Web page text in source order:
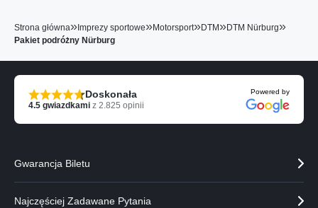
Strona główna» Imprezy sportowe»Motorsport»DTM »DTM Nürburg»
Pakiet podróżny Nürburg
Doskonała
4.5 gwiazdkami z 2.825 opinii
Powered by
Gwarancja Biletu
Najczęściej Zadawane Pytania